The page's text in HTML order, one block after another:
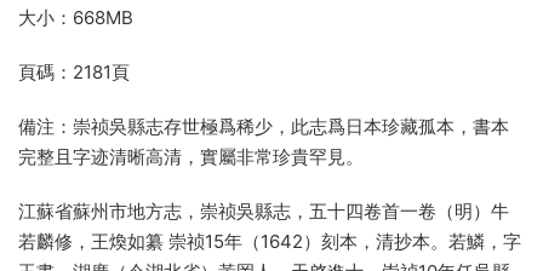
大小：668MB
頁碼：2181頁
備注：崇祯吳縣志存世極爲稀少，此志爲日本珍藏孤本，書本
完整且字迹清晰高清，實屬非常珍貴罕見。
江蘇省蘇州市地方志，崇祯吳縣志，五十四卷首一卷（明）牛
若麟修，王煥如纂 崇祯15年（1642）刻本，清抄本。若鱗，字